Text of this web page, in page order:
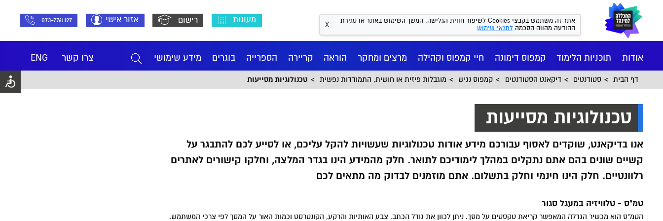
אתר זה משתמש בקבצי Cookies לשיפור חווית הגלישה. המשך השימוש באתר או סגירת
ההודעה מהווה הסכמהלתנאי שימוש X מעונות רישום אזור אישי 073-7761127
אודות תוכניות הלימוד קמפוס דימונה חיי קמפוס וקהילה מרצים ומחקר הוראה קריירה הספרייה בוגרים מידע שימושי ENG צרו קשר
דף הבית סטודנטים דיקאנט הסטודנטים קמפוס נגיש מוגבלות פיזית או חושית, התמודדות נפשית טכנולוגיות מסייעות
טכנולוגיות מסייעות
אנו בדיקאנט, שוקדים לאסוף עבורכם מידע אודות טכנולוגיות שעשויות להקל עליכם, או לסייע לכם להתבגר על
קשיים שונים בהם אתם נתקלים במהלך לימודיכם לתואר. חלק מהמידע הינו בגדר המלצה, וחלקו קישורים לאתרים
רלוונטיים. חלק הינו חינמי וחלק בתשלום. אתם מוזמנים לבדוק מה מתאים לכם
טמ"ס - טלוויזיה במעגל סגור
הטמ"ס הוא מכשיר הגדלה המאפשר קריאת טקסטים על מסך. ניתן לכוון את גודל הכתב, צבע האותיות והרקע, הקונטרסט וכמות האור על המסך לפי צרכי המשתמש.